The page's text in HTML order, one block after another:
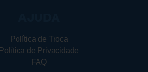
Política de Troca
Política de Privacidade
FAQ